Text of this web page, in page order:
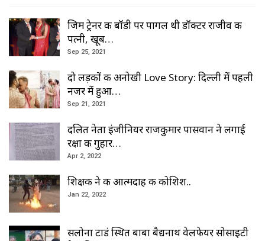
जिम ट्रेनर की बॉडी पर पागल थी डॉक्टर राजीव की
पत्नी, खूब…
Sep 25, 2021
दो लड़कों की अनोखी Love Story: दिल्ली में पहली
नजर में हुआ…
Sep 21, 2021
दलित नेता इंजीनियर राजकुमार पासवान ने लगाई
रक्षा की गुहार…
Apr 2, 2022
शिक्षक ने की आत्मदाह की कोशिश..
Jan 22, 2022
सलोना टाडं स्थित बाबा बैद्यनाथ वेलफेयर सोसाइटी